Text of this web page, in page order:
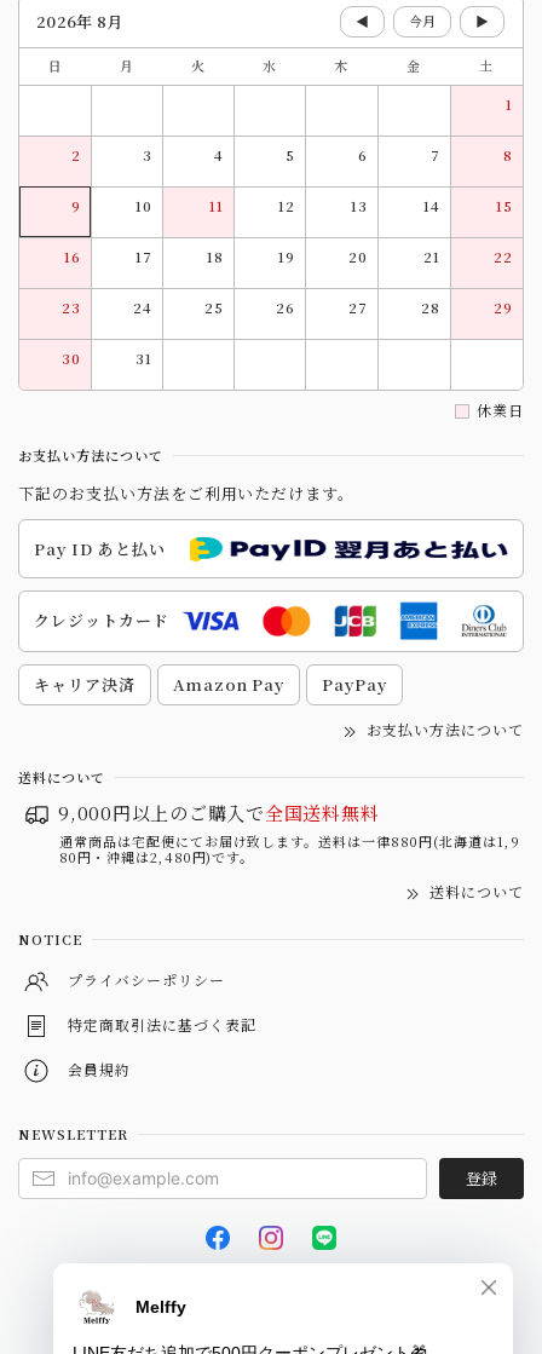
2026年 8月 ◀ 今月 ▶
日 月 火 水 木 金
土
1
2 3 4 5 6 7 8
9 10 11 12 13 14 15
16 17 18 19 20 21 22
23 24 25 26 27 28 29
30 31
休業日
お支払い方法について
下記のお支払い方法をご利用いただけます。
Pay ID あと払い
クレジットカード
キャリア決済 Amazon Pay PayPay
お支払い方法について
送料について
9,000円以上のご購入で全国送料無料
通常商品は宅配便にてお届け致します。送料は一律880円(北海道は1,9
80円・沖縄は2,480円)です。
送料について
NOTICE
プライバシーポリシー
特定商取引法に基づく表記
会員規約
NEWSLETTER
登録